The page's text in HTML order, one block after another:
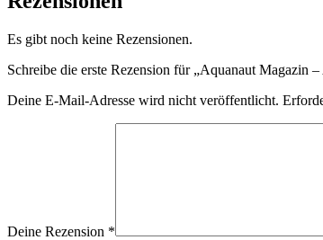
Es gibt noch keine Rezensionen.
Schreibe die erste Rezension für „Aquanaut Magazin
Deine E-Mail-Adresse wird nicht veröffentlicht.
Deine Rezension *